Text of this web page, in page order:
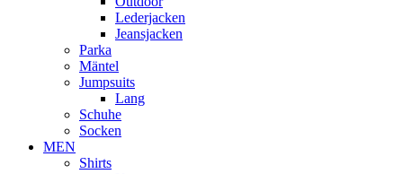
Lederjacken
Jeansjacken
Parka
Mäntel
Jumpsuits
Lang
Schuhe
Socken
MEN
Shirts